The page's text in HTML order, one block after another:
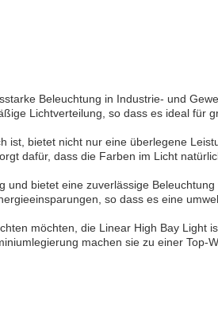
Beleuchtung in Industrie- und
Lichtverteilung, so dass es ideal für
ist, bietet nicht nur eine überlegene
dafür, dass die Farben im Licht
bietet eine zuverlässige
so dass es eine
möchten, die Linear High Bay Light
machen sie zu einer Top-